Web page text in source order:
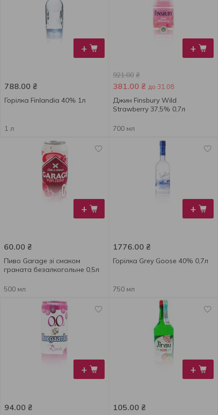
+
788.00 ₴
Горілка Finlandia 40% 1л
1 л
+
921.00 ₴
381.00 ₴ до 31.08
Джин Finsbury Wild
Strawberry 37,5% 0,7л
700 мл
+
60.00 ₴
Пиво Garage зі смаком
граната безалкогольне 0,5л
500 мл
+
1776.00 ₴
Горілка Grey Goose 40% 0,7л
750 мл
+
94.00 ₴
+
105.00 ₴